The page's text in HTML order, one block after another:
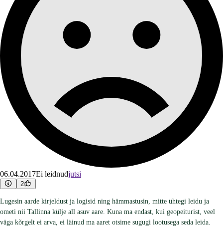
06.04.2017Ei leidnudjutsi
2
Lugesin aarde kirjeldust ja logisid ning hämmastusin, mitte ühtegi leidu ja
ometi nii Tallinna külje all asuv aare. Kuna ma endast, kui geopeiturist, veel
väga kõrgelt ei arva, ei läinud ma aaret otsime sugugi lootusega seda leida.